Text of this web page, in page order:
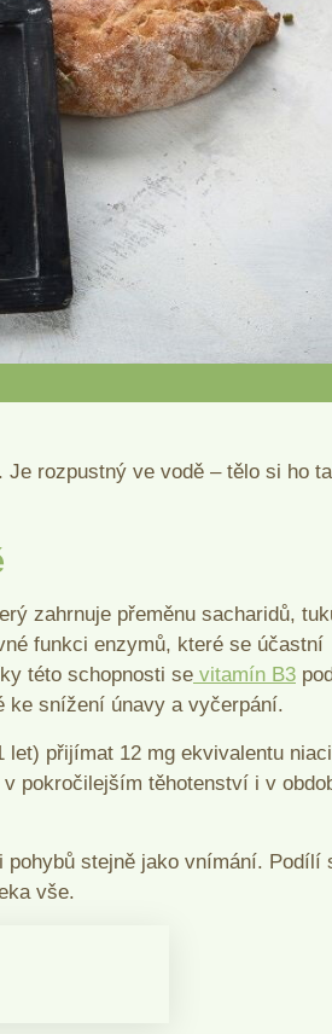
. Je rozpustný ve vodě – tělo si ho
zahrnuje přeměnu sacharidů,
funkci enzymů, které se účastní
této schopnosti se vitamín B3
ke snížení únavy a vyčerpání.
přijímat 12 mg ekvivalentu
pokročilejším těhotenství i v
stejně jako vnímání. Podílí
vše.